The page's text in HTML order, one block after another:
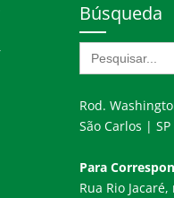
Búsqueda
Buscar:
Rod.
São Carlos | SP
Para
Rua Rio Jacaré,